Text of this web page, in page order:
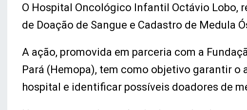
O Hospital Oncológico Infantil Octávio Lobo,
de Doação de Sangue e Cadastro de Medula
A ação, promovida em parceria com a
Pará (Hemopa), tem como objetivo garantir
hospital e identificar possíveis doadores de